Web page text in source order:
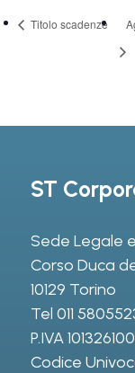
Titolo scadenze
ST
Sede Legale
Corso Duca
10129 Torino
Tel 011
P.IVA
Codice